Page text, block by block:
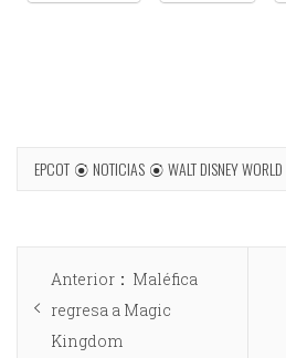
EPCOT NOTICIAS WALT DISNEY WORLD
Anterior
Maléfica
regresa a Magic
Kingdom